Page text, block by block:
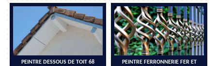
PEINTRE DESSOUS DE TOIT 68
PEINTRE FERRONNERIE FER ET